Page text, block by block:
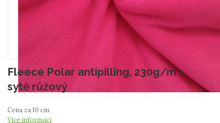
Fleece Polar antipilling, 230g/m -
sytě růžový
Cena za 10 cm
Více informací